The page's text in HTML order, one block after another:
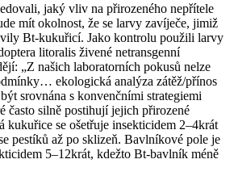
jaký vliv na přirozeného nepřítele
mít okolnost, že se larvy zavíječe, jimiž
Bt-kukuřicí. Jako kontrolu použili larvy
litoralis živené netransgenní
„Z našich laboratorních pokusů nelze
ekologická analýza zátěž/přínos
srovnána s konvenčními strategiemi
často silně postihují jejich přirozené
kukuřice se ošetřuje insekticidem 2–4krát
pestíků až po sklizeň. Bavlníkové pole je
5–12krát, kdežto Bt-bavlník méně